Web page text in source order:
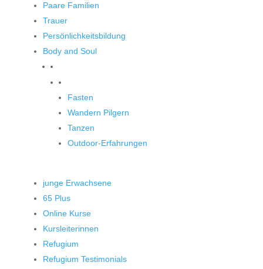
Paare Familien
Trauer
Persönlichkeitsbildung
Body and Soul
Fasten
Wandern Pilgern
Tanzen
Outdoor-Erfahrungen
junge Erwachsene
65 Plus
Online Kurse
Kursleiterinnen
Refugium
Refugium Testimonials